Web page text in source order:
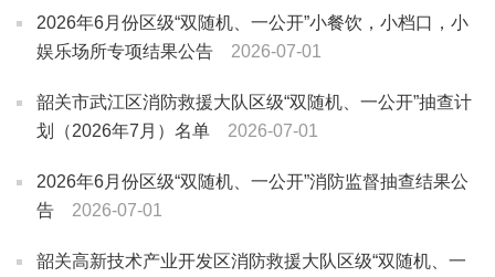
2026年6月份区级“双随机、一公开”小餐饮，小档口，小
娱乐场所专项结果公告
2026-07-01
韶关市武江区消防救援大队区级“双随机、一公开”抽查计
划（2026年7月）名单
2026-07-01
2026年6月份区级“双随机、一公开”消防监督抽查结果公
告
2026-07-01
韶关高新技术产业开发区消防救援大队区级“双随机、一